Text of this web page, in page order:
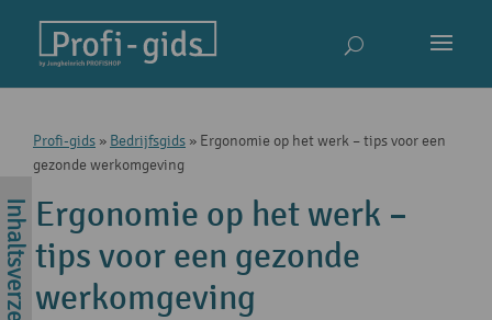
Profi-gids » Bedrijfsgids » Ergonomie op het werk – tips voor een
gezonde werkomgeving
Ergonomie op het werk –
tips voor een gezonde
werkomgeving